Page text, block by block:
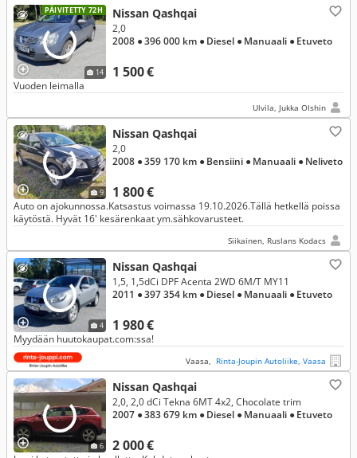
PÄIVITETTY 72H
14
Nissan Qashqai
1 500 €
2,0
2008 ● 396 000 km ● Diesel ● Manuaali ● Etuveto
Vuoden leimalla
Ulvila, Jukka Olshin
9
Nissan Qashqai
1 800 €
2,0
2008 ● 359 170 km ● Bensiini ● Manuaali ● Neliveto
Auto on ajokunnossa.Katsastus voimassa 19.10.2026.Tällä hetkellä poissa
käytöstä. Hyvät 16' kesärenkaat ym.sähkovarusteet.
Siikainen, Ruslans Kodacs
4
Nissan Qashqai
1 980 €
1,5, 1,5dCi DPF Acenta 2WD 6M/T MY11
2011 ● 397 354 km ● Diesel ● Manuaali ● Etuveto
Myydään huutokaupat.com:ssa!
Vaasa, Rinta-Joupin Autoliike, Vaasa
6
Nissan Qashqai
2 000 €
2,0, 2,0 dCi Tekna 6MT 4x2, Chocolate trim
2007 ● 383 679 km ● Diesel ● Manuaali ● Etuveto